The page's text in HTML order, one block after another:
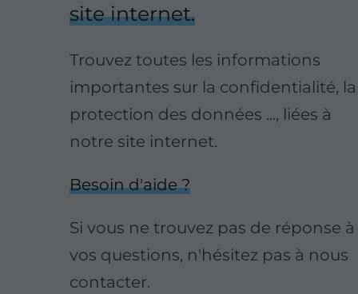
site internet.
Trouvez toutes les informations
importantes sur la confidentialité, la
protection des données ..., liées à
notre site internet.
Besoin d'aide ?
Si vous ne trouvez pas de réponse à
vos questions, n'hésitez pas à nous
contacter.